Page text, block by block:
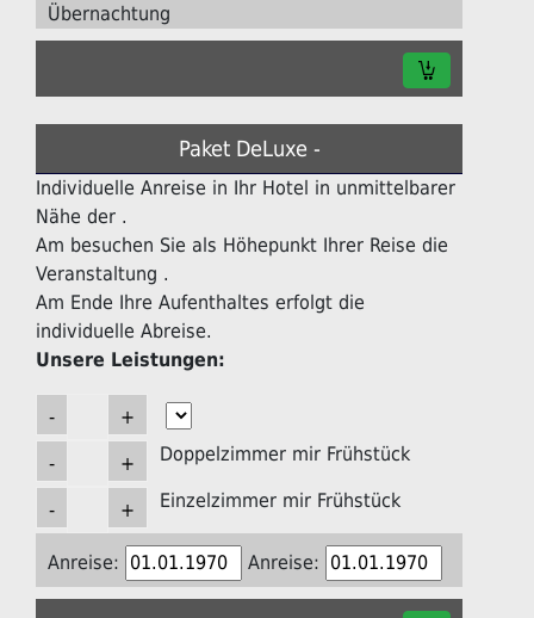
Übernachtung
Paket DeLuxe -
Individuelle Anreise in Ihr Hotel in unmittelbarer
Nähe der .
Am besuchen Sie als Höhepunkt Ihrer Reise die
Veranstaltung .
Am Ende Ihre Aufenthaltes erfolgt die
individuelle Abreise.
Unsere Leistungen:
Doppelzimmer mir Frühstück
Einzelzimmer mir Frühstück
Anreise: Anreise: